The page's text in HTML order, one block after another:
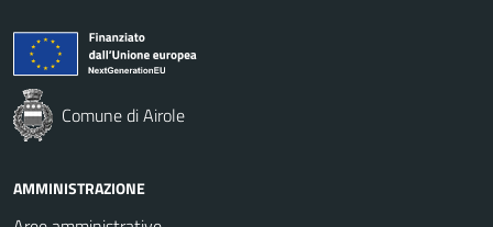
Comune di Airole
AMMINISTRAZIONE